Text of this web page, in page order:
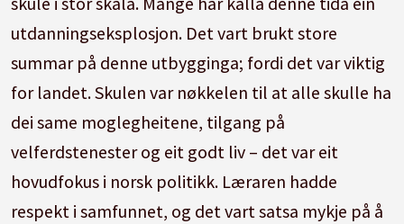
utdanningseksplosjon. Det vart brukt store
summar på denne utbygginga; fordi det var viktig
for landet. Skulen var nøkkelen til at alle skulle ha
dei same moglegheitene, tilgang på
velferdstenester og eit godt liv – det var eit
hovudfokus i norsk politikk. Læraren hadde
respekt i samfunnet, og det vart satsa mykje på å